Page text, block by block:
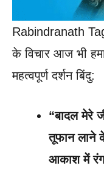
Rabindranath
के विचार आज भी
महत्वपूर्ण दर्शन बिंदु:
“बादल मेरे
तूफान लाने
आकाश में